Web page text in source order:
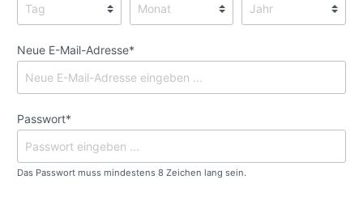
Neue E-Mail-Adresse*
Passwort*
Das Passwort muss mindestens 8 Zeichen lang sein.